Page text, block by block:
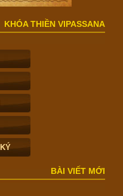
KHÓA THIỀN VIPASSANA
BÀI VIẾT MỚI